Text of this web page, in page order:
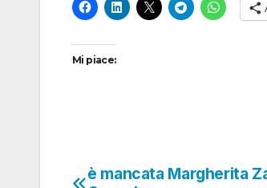
Mi piace:
Navigazione
è mancata Margherita